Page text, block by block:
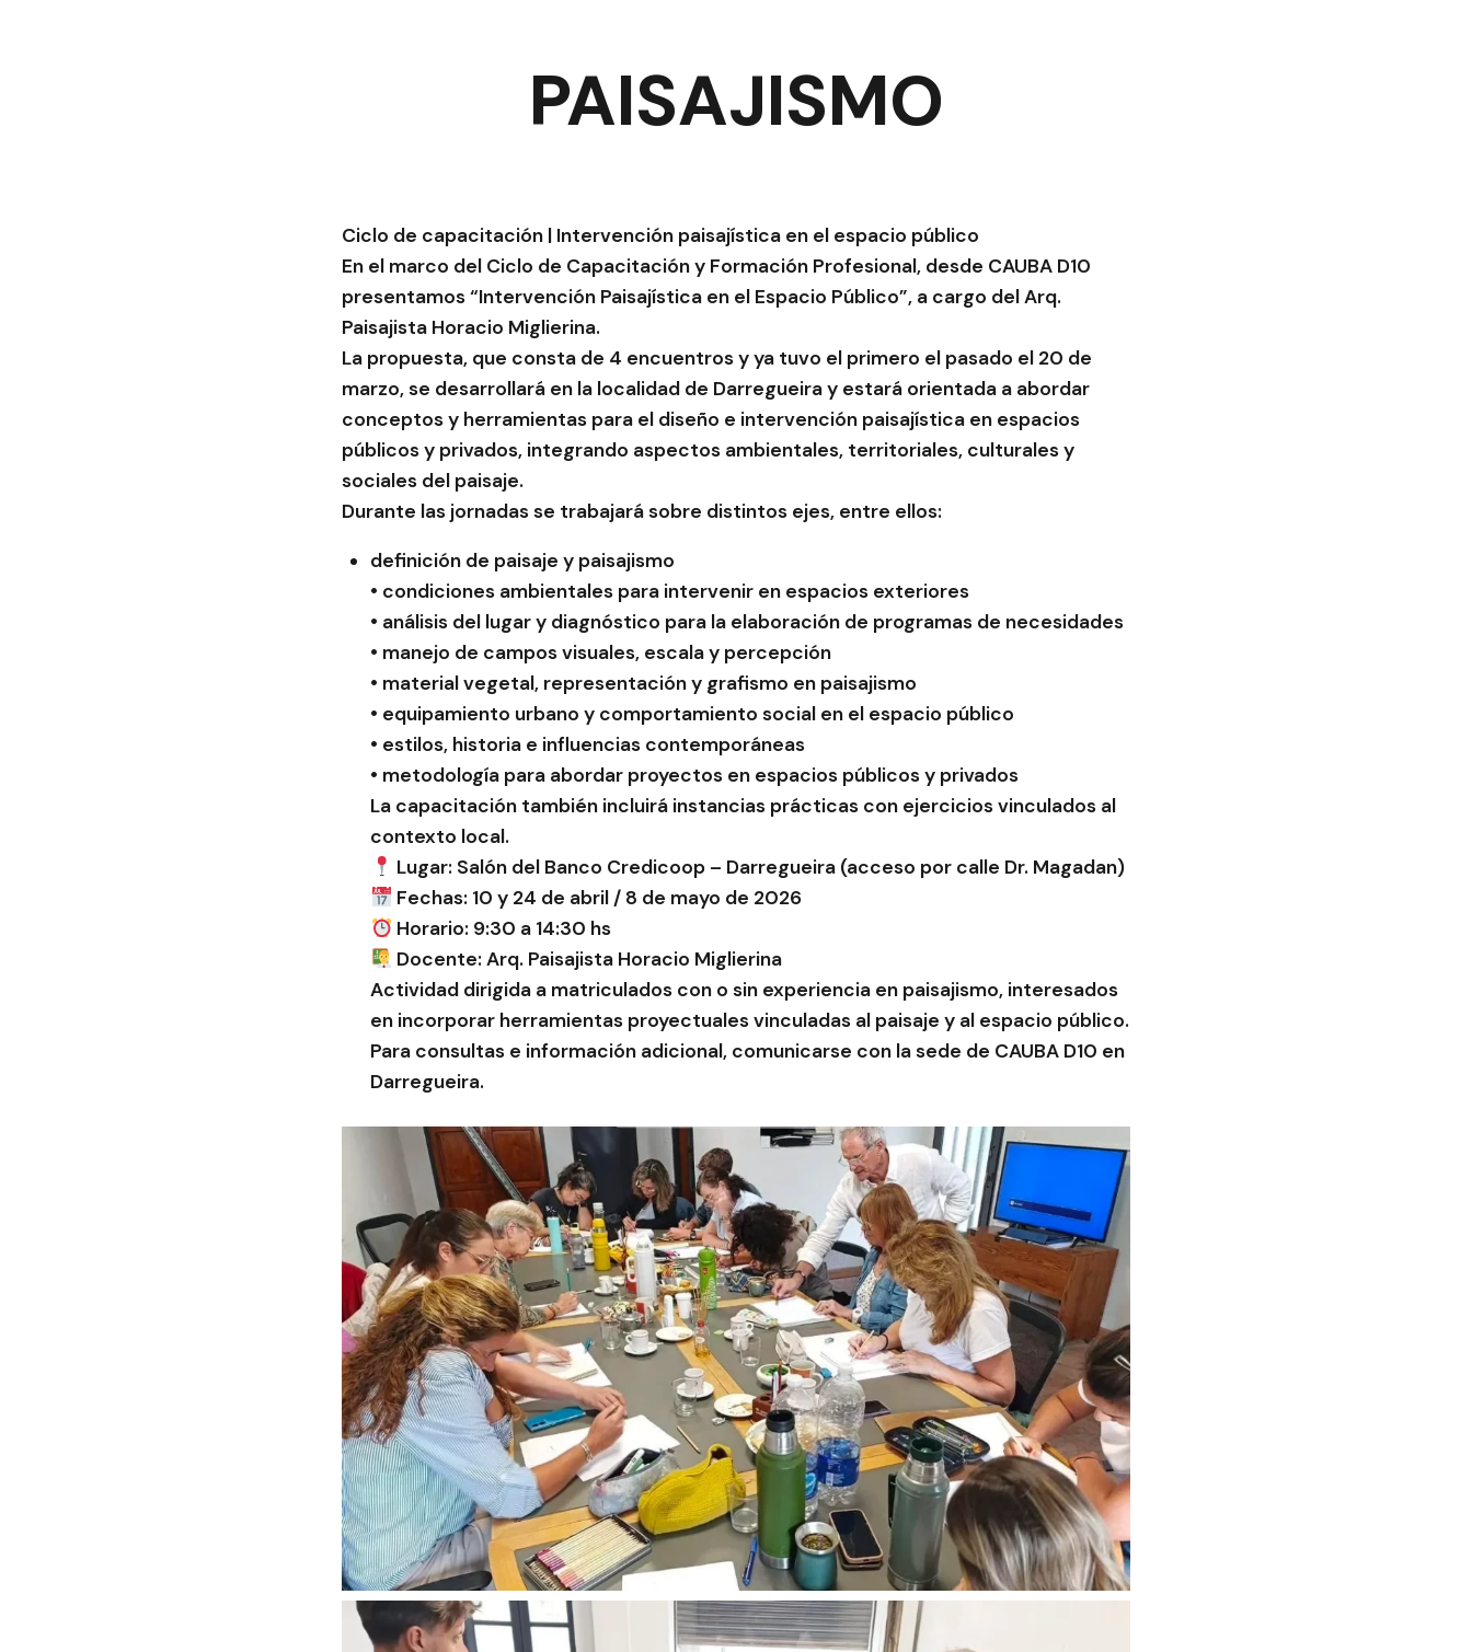
PAISAJISMO
Ciclo de capacitación | Intervención paisajística en el espacio público
En el marco del Ciclo de Capacitación y Formación Profesional, desde CAUBA D10
presentamos “Intervención Paisajística en el Espacio Público”, a cargo del Arq.
Paisajista Horacio Miglierina.
La propuesta, que consta de 4 encuentros y ya tuvo el primero el pasado el 20 de
marzo, se desarrollará en la localidad de Darregueira y estará orientada a abordar
conceptos y herramientas para el diseño e intervención paisajística en espacios
públicos y privados, integrando aspectos ambientales, territoriales, culturales y
sociales del paisaje.
Durante las jornadas se trabajará sobre distintos ejes, entre ellos:
definición de paisaje y paisajismo
• condiciones ambientales para intervenir en espacios exteriores
• análisis del lugar y diagnóstico para la elaboración de programas de necesidades
• manejo de campos visuales, escala y percepción
• material vegetal, representación y grafismo en paisajismo
• equipamiento urbano y comportamiento social en el espacio público
• estilos, historia e influencias contemporáneas
• metodología para abordar proyectos en espacios públicos y privados
La capacitación también incluirá instancias prácticas con ejercicios vinculados al
contexto local.
Lugar: Salón del Banco Credicoop – Darregueira (acceso por calle Dr. Magadan)
Fechas: 10 y 24 de abril / 8 de mayo de 2026
Horario: 9:30 a 14:30 hs
Docente: Arq. Paisajista Horacio Miglierina
Actividad dirigida a matriculados con o sin experiencia en paisajismo, interesados
en incorporar herramientas proyectuales vinculadas al paisaje y al espacio público.
Para consultas e información adicional, comunicarse con la sede de CAUBA D10 en
Darregueira.